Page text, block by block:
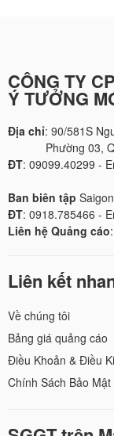
CÔNG TY
Ý TƯỞNG
Địa chỉ: 90/581S
Phường 03,
ĐT: 09099.40299 -
Ban biên tập
ĐT: 0918.785466 -
Liên hệ Quảng cáo
Liên kết
Về chúng tôi
Bảng giá quảng cáo
Điều Khoản & Điều
Chính Sách Bảo Mật